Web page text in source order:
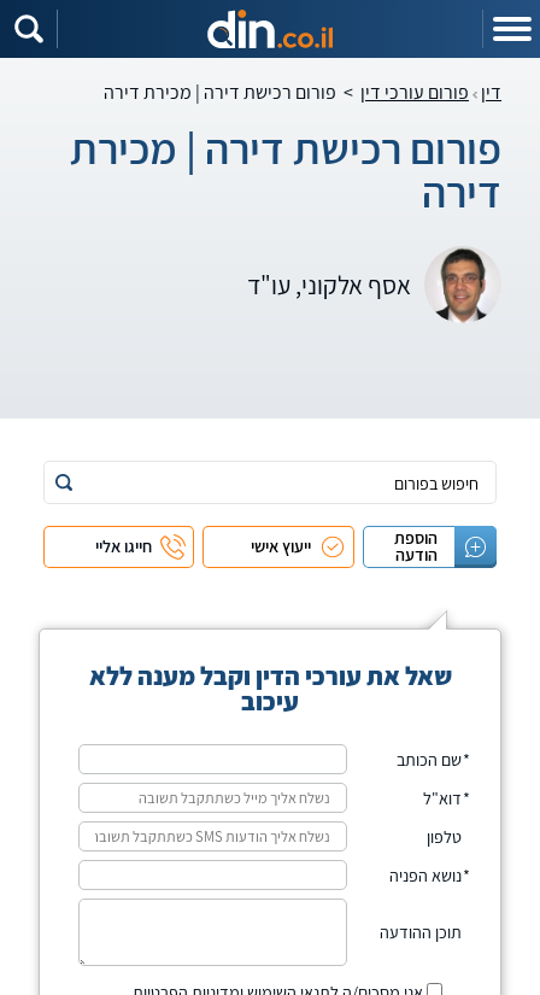
דין פורום עורכי דין > פורום רכישת דירה | מכירת דירה
פורום רכישת דירה | מכירת
דירה
אסף אלקוני, עו"ד
הוספת
הודעה ייעוץ אישי חייגו אליי
שאל את עורכי הדין וקבל מענה ללא
עיכוב
שם הכותב
דוא"ל
טלפון
נושא הפניה
תוכן ההודעה